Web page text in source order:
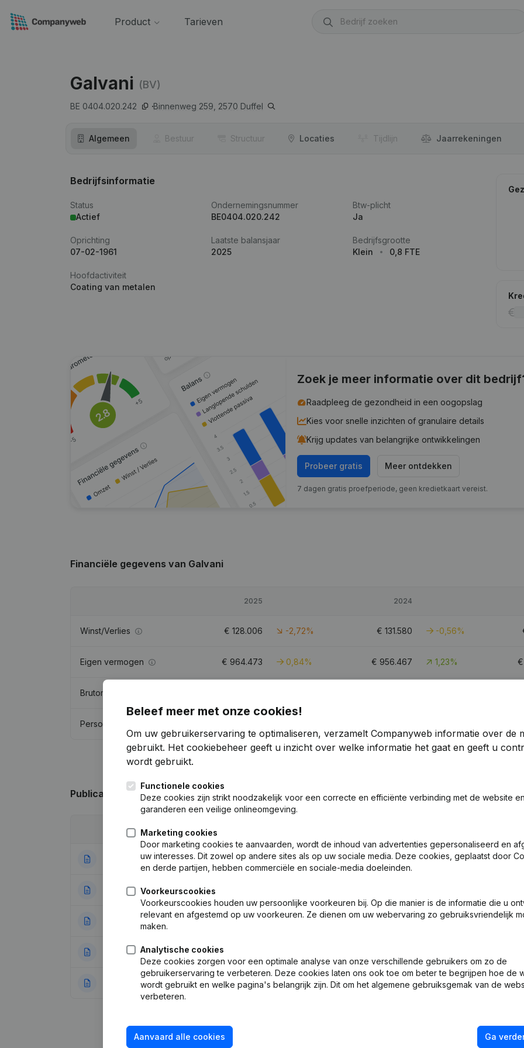
Product Tarieven
Galvani (BV)
BE 0404.020.242 Binnenweg 259, 2570 Duffel
Algemeen Bestuur Structuur Locaties Tijdlijn Jaar­rekeningen
Bedrijfsinformatie
Status
Actief
Ondernemingsnummer
BE0404.020.242
Btw-plicht
Ja
Oprichting
07-02-1961
Laatste balansjaar
2025
Bedrijfsgrootte
Klein
0,8 FTE
Hoofdactiviteit
Coating van metalen
Zoek je meer informatie over dit
Raadpleeg de gezondheid in een oogopslag
Kies voor snelle inzichten of granulaire details
Krijg updates van belangrijke ontwikkelingen
Probeer gratis Meer ontdekken
7 dagen gratis proefperiode, geen kredietkaart vereist.
Financiële gegevens van Galvani
2025 2024
Winst/Verlies € 128.006 -2,72% € 131.580 -0,56%
Eigen vermogen € 964.473 0,84% € 956.467 1,23% €
Brutomarge
Personeel
Publicaties van Galvani
Publicatie
20-06-2024 Statuten (Vertaling, Coördinatie, Overige Wijzigingen, …) - Wijziging Juridische Vorm
01-03-2019 Ontslagnemingen - Benoemingen
30-03-2018 Kapitaal - Aandelen
24-01-2018 Ontslagnemingen - Benoemingen
26-01-2017 Ontslagnemingen - Benoemingen
Beleef meer met onze cookies!
Om uw gebruikerservaring te optimaliseren, verzamelt Companyweb informatie over de
gebruikt. Het cookiebeheer geeft u inzicht over welke informatie het gaat en geeft u
wordt gebruikt.
Functionele cookies
Deze cookies zijn strikt noodzakelijk voor een correcte en efficiënte verbinding met de website en
garanderen een veilige onlineomgeving.
Marketing cookies
Door marketing cookies te aanvaarden, wordt de inhoud van advertenties gepersonaliseerd en
uw interesses. Dit zowel op andere sites als op uw sociale media. Deze cookies, geplaatst door
en derde partijen, hebben commerciële en sociale-media doeleinden.
Voorkeurscookies
Voorkeurscookies houden uw persoonlijke voorkeuren bij. Op die manier is de informatie die u
relevant en afgestemd op uw voorkeuren. Ze dienen om uw webervaring zo gebruiksvriendelijk
maken.
Analytische cookies
Deze cookies zorgen voor een optimale analyse van onze verschillende gebruikers om zo de
gebruikerservaring te verbeteren. Deze cookies laten ons ook toe om beter te begrijpen hoe de
wordt gebruikt en welke pagina's belangrijk zijn. Dit om het algemene gebruiksgemak van de
verbeteren.
Aanvaard alle cookies Ga